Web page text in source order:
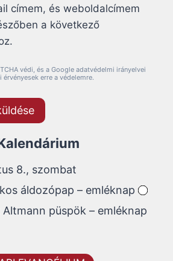
címem, és weboldalcímem
a következő
védi, és a Google adatvédelmi irányelvei
erre a védelemre.
8., szombat
áldozópap – emléknap
Altmann püspök – emléknap